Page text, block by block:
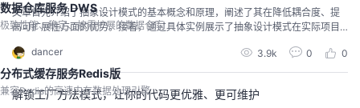
数据仓库服务 DWS
极致性能、稳定、按需扩展的数据仓库
分布式缓存服务Redis版
兼容Redis的高速内存数据处理引擎
文章首先介绍了抽象设计模式的基本概念和原理，阐述了其在降低耦合度、提
高可扩展性方面的优势。接着，通过具体实例展示了抽象设计模式在实际项目
章总结了抽象设计模式的关键点和注意事项，为读者在实践中运用该模式提供
了有益的指导。通过本文的学习，读者将能够更深入地理解抽象设计模式，提
升软件开发的效率和质量。
dancer 3.9k 0 0
解锁工厂方法模式，让你的代码更优雅、更可维护